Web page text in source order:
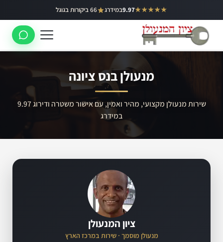
לתוכן
★★★★★
9.97במידרג 66 ביקורות בגוגל באר יעקב
ראשון לציון
רמלה
מנעולן בנס ציונה
שירות מנעולן מקצועי, מהיר ואמין, עם אישור משטרה ודירוג 9.97
במידרג
ציון המנעולן
מנעולן מוסמך · שירות במרכז הארץ